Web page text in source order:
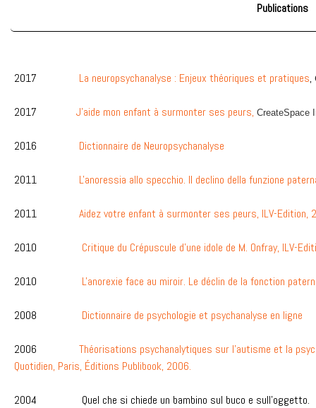
Publications
2017 La neuropsychanalyse : Enjeux théoriques et pratiques,
2017 J'aide mon enfant à surmonter ses peurs, CreateSpace
2016 Dictionnaire de Neuropsychanalyse
2011 L'anoressia allo specchio. Il declino della funzione
2011 Aidez votre enfant à surmonter ses peurs, ILV-Edition,
2010 Critique du Crépuscule d’une idole de M. Onfray, ILV-
2010 L'anorexie face au miroir. Le déclin de la fonction
2008 Dictionnaire de psychologie et psychanalyse en ligne
2006 Théorisations psychanalytiques sur l’autisme et la
Quotidien, Paris, Éditions Publibook, 2006.
2004 Quel che si chiede un bambino sul buco e